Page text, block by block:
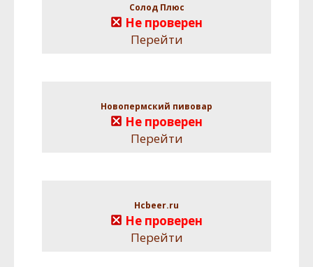
Солод Плюс
Не проверен
Перейти
Новопермский пивовар
Не проверен
Перейти
Hcbeer.ru
Не проверен
Перейти